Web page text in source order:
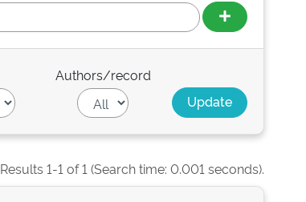
Authors/record
Results 1-1 of 1 (Search time: 0.001 seconds).